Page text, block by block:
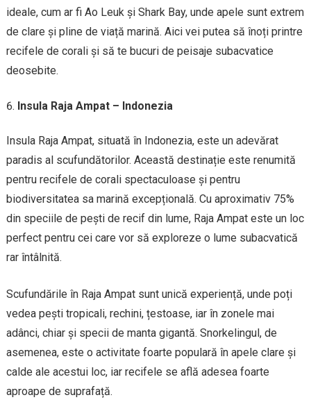
ideale, cum ar fi Ao Leuk și Shark Bay, unde apele sunt extrem
de clare și pline de viață marină. Aici vei putea să înoți printre
recifele de corali și să te bucuri de peisaje subacvatice
deosebite.
Insula Raja Ampat – Indonezia
Insula Raja Ampat, situată în Indonezia, este un adevărat
paradis al scufundătorilor. Această destinație este renumită
pentru recifele de corali spectaculoase și pentru
biodiversitatea sa marină excepțională. Cu aproximativ 75%
din speciile de pești de recif din lume, Raja Ampat este un loc
perfect pentru cei care vor să exploreze o lume subacvatică
rar întâlnită.
Scufundările în Raja Ampat sunt unică experiență, unde poți
vedea pești tropicali, rechini, țestoase, iar în zonele mai
adânci, chiar și specii de manta gigantă. Snorkelingul, de
asemenea, este o activitate foarte populară în apele clare și
calde ale acestui loc, iar recifele se află adesea foarte
aproape de suprafață.